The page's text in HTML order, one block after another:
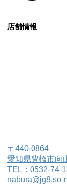
店舗情報
〒440-0864
愛知県豊橋市向
TEL：0532-74-
nabura@jg8.so-